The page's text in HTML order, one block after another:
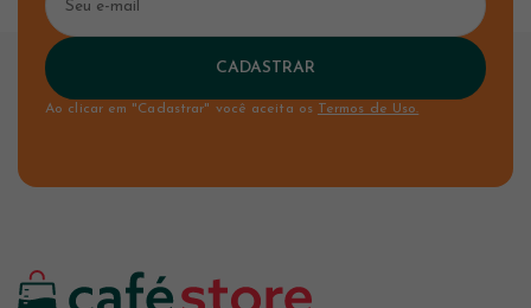
CADASTRAR
Ao clicar em "Cadastrar" você aceita os Termos de Uso.